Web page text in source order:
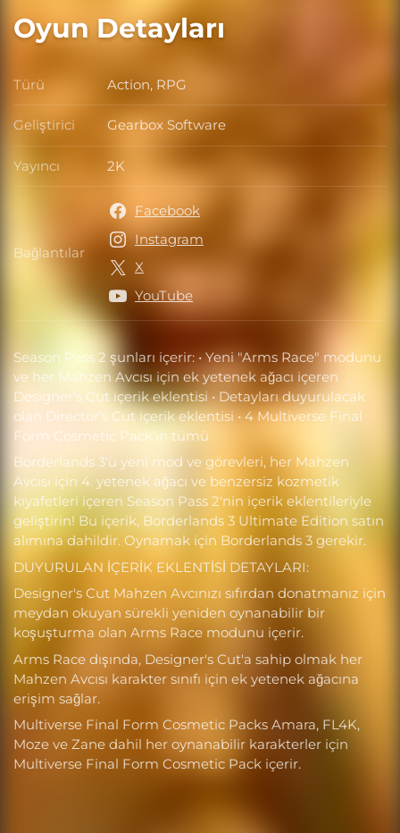
Oyun Detayları
Season Pass 2 şunları içerir: • Yeni "Arms Race" modunu
ve her Mahzen Avcısı için ek yetenek ağacı içeren
Designer's Cut içerik eklentisi • Detayları duyurulacak
olan Director's Cut içerik eklentisi • 4 Multiverse Final
Form Cosmetic Pack'in tümü
Borderlands 3'ü yeni mod ve görevleri, her Mahzen
Avcısı için 4. yetenek ağacı ve benzersiz kozmetik
kıyafetleri içeren Season Pass 2'nin içerik eklentileriyle
geliştirin! Bu içerik, Borderlands 3 Ultimate Edition satın
alımına dahildir. Oynamak için Borderlands 3 gerekir.
DUYURULAN İÇERİK EKLENTİSİ DETAYLARI:
Designer's Cut Mahzen Avcınızı sıfırdan donatmanız için
meydan okuyan sürekli yeniden oynanabilir bir
koşuşturma olan Arms Race modunu içerir.
Arms Race dışında, Designer's Cut'a sahip olmak her
Mahzen Avcısı karakter sınıfı için ek yetenek ağacına
erişim sağlar.
Multiverse Final Form Cosmetic Packs Amara, FL4K,
Moze ve Zane dahil her oynanabilir karakterler için
Multiverse Final Form Cosmetic Pack içerir.
Türü Türü
Action, RPG
Geliştirici Geliştirici
Gearbox Software
Yayıncı Yayıncı
2K
Bağlantılar Bağlantılar
Facebook
Instagram
X
YouTube